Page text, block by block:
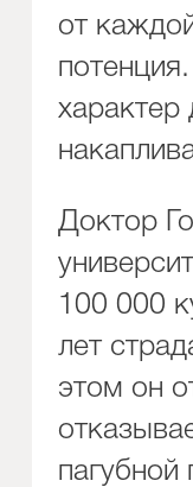
от
характер
Доктор
100 000
лет
этом он